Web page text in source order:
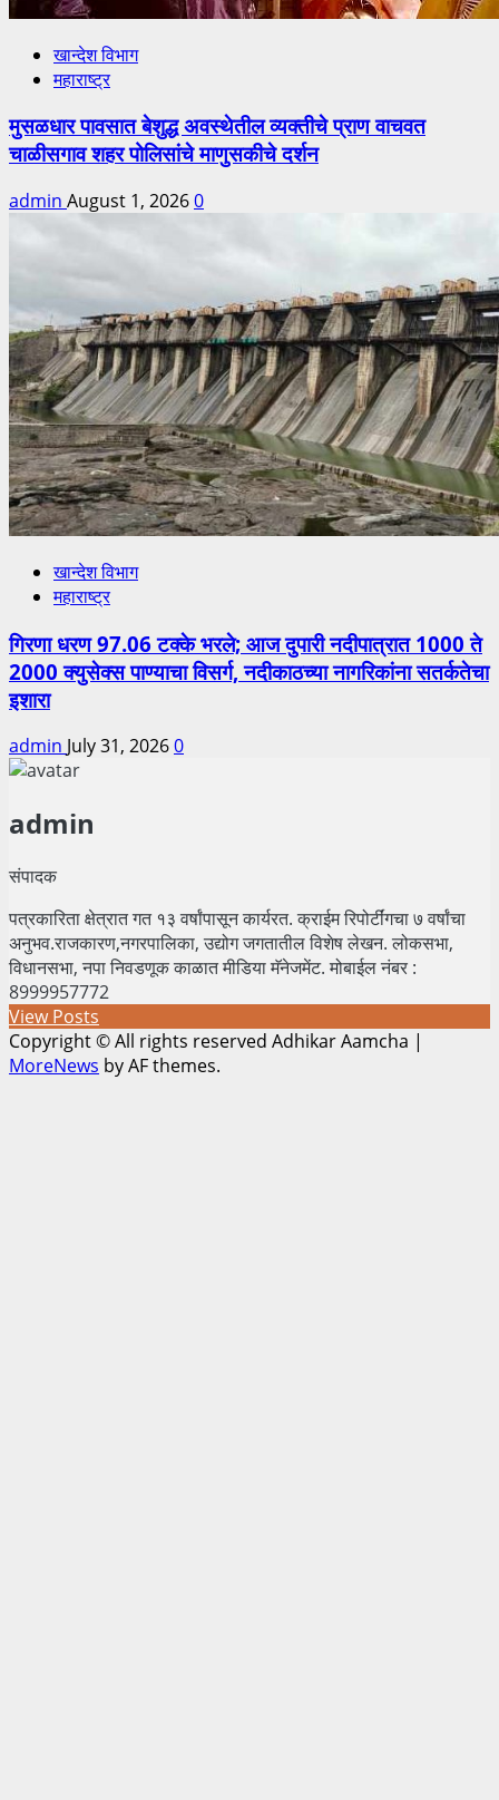
खान्देश विभाग
महाराष्ट्र
मुसळधार पावसात बेशुद्ध अवस्थेतील व्यक्तीचे प्राण वाचवत
चाळीसगाव शहर पोलिसांचे माणुसकीचे दर्शन
admin August 1, 20260
खान्देश विभाग
महाराष्ट्र
गिरणा धरण 97.06 टक्के भरले; आज दुपारी नदीपात्रात 1000 ते
2000 क्युसेक्स पाण्याचा विसर्ग, नदीकाठच्या नागरिकांना सतर्कतेचा
इशारा
admin July 31, 20260
admin
संपादक
पत्रकारिता क्षेत्रात गत १३ वर्षांपासून कार्यरत. क्राईम रिपोर्टींगचा ७ वर्षांचा
अनुभव.राजकारण,नगरपालिका, उद्योग जगतातील विशेष लेखन. लोकसभा,
विधानसभा, नपा निवडणूक काळात मीडिया मॅनेजमेंट. मोबाईल नंबर :
8999957772
View Posts
Copyright © All rights reserved Adhikar Aamcha |
MoreNews by AF themes.